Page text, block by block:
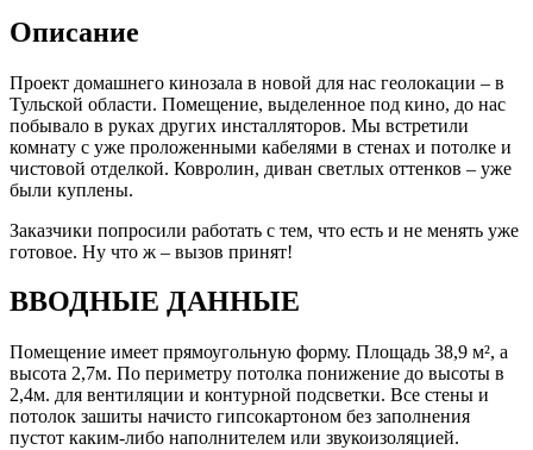
Описание
Проект домашнего кинозала в новой для нас геолокации – в
Тульской области. Помещение, выделенное под кино, до нас
побывало в руках других инсталляторов. Мы встретили
комнату с уже проложенными кабелями в стенах и потолке и
чистовой отделкой. Ковролин, диван светлых оттенков – уже
были куплены.
Заказчики попросили работать с тем, что есть и не менять уже
готовое. Ну что ж – вызов принят!
ВВОДНЫЕ ДАННЫЕ
Помещение имеет прямоугольную форму. Площадь 38,9 м², а
высота 2,7м. По периметру потолка понижение до высоты в
2,4м. для вентиляции и контурной подсветки. Все стены и
потолок зашиты начисто гипсокартоном без заполнения
пустот каким-либо наполнителем или звукоизоляцией.